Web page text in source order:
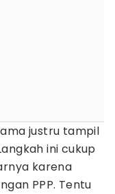
justru tampil
ini cukup
karena
PPP. Tentu